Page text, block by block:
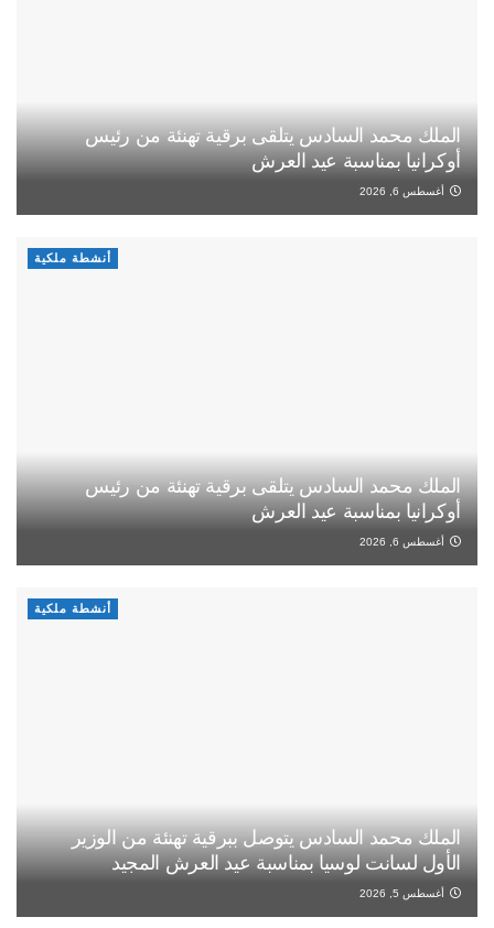
الملك محمد السادس يتلقى برقية تهنئة من رئيس
أوكرانيا بمناسبة عيد العرش
أغسطس 6, 2026
أنشطة ملكية
الملك محمد السادس يتلقى برقية تهنئة من رئيس
أوكرانيا بمناسبة عيد العرش
أغسطس 6, 2026
أنشطة ملكية
الملك محمد السادس يتوصل ببرقية تهنئة من الوزير
الأول لسانت لوسيا بمناسبة عيد العرش المجيد
أغسطس 5, 2026